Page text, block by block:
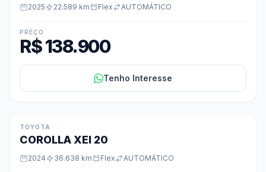
2025 22.589 km Flex AUTOMÁTICO
PREÇO
R$ 138.900
Tenho Interesse
TOYOTA
COROLLA XEI 20
2024 36.638 km Flex AUTOMÁTICO